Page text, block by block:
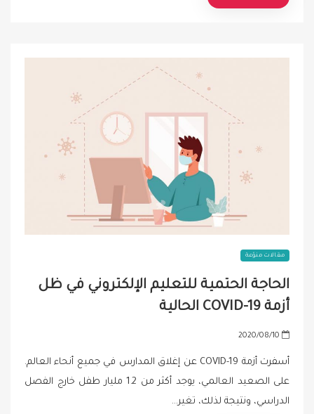
n
مقالات منوّعة
الحاجة الحتمية للتعليم الإلكتروني في ظل
أزمة COVID-19 الحالية
P
t
e
2020/08/10
أسفرت أزمة COVID-19 عن إغلاق المدارس في جميع أنحاء العالم.
على الصعيد العالمي، يوجد أكثر من 1.2 مليار طفل خارج الفصل
الدراسي، ونتيجة لذلك، تغير…